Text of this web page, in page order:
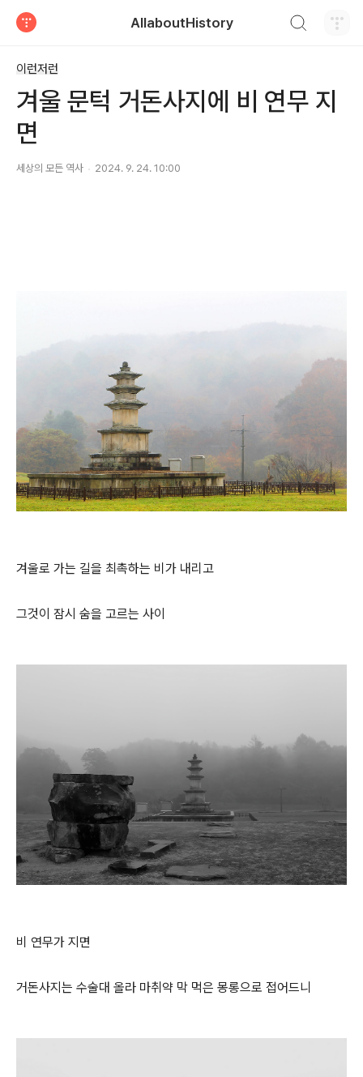
AllaboutHistory
이런저런
겨울 문턱 거돈사지에 비 연무 지
면
세상의 모든 역사 2024. 9. 24. 10:00
겨울로 가는 길을 최촉하는 비가 내리고
그것이 잠시 숨을 고르는 사이
비 연무가 지면
거돈사지는 수술대 올라 마취약 막 먹은 몽롱으로 접어드니